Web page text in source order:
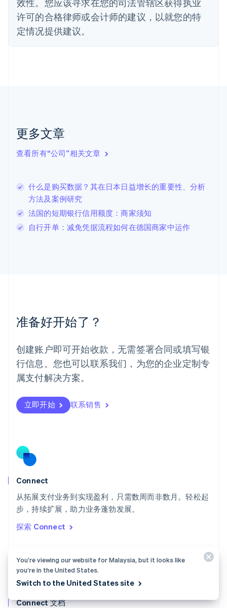
效性。您应该寻求在您的司法管辖区获得执业
许可的合格律师或会计师的建议，以就您的特
定情况提供建议。
更多文章
查看所有“公司”相关文章
什么是购买数据？其在日本日益增长的重要性、分析
方法及案例研究
法国的短期银行信用额度：商家须知
自行开单：减免凭据流程如何在德国商家中运作
准备好开始了？
创建账户即可开始收款，无需签署合同或填写银
行信息。您也可以联系我们，为您的企业定制专
属支付解决方案。
立即开始 联系销售
Connect
从拓展支付业务到实现盈利，只需数周而非数月。轻松起
步，持续扩展，助力业务蓬勃发展。
探索 Connect
Connect 文档
法国
FrançaisEnglish
芬兰
EnglishSvenska
English Italiano
拉脱维亚
立陶宛
DeutschEnglish
卢森堡
罗马尼亚
English
挪威
葡萄牙
Português English
日本
日本語English
瑞典
瑞士
DeutschFrançais
English
斯洛文尼亚
泰国
ไทยEnglish
希腊
English
西班牙
English简体中文
新西兰
English
English
You’re viewing our website for Malaysia, but it looks like
you’re in the United States.
Switch to the United States site